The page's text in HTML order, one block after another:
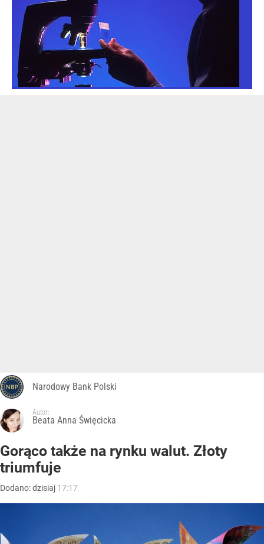
Narodowy Bank Polski
Autor:
Beata Anna Święcicka
Gorąco także na rynku walut. Złoty
triumfuje
Dodano:dzisiaj 17:17